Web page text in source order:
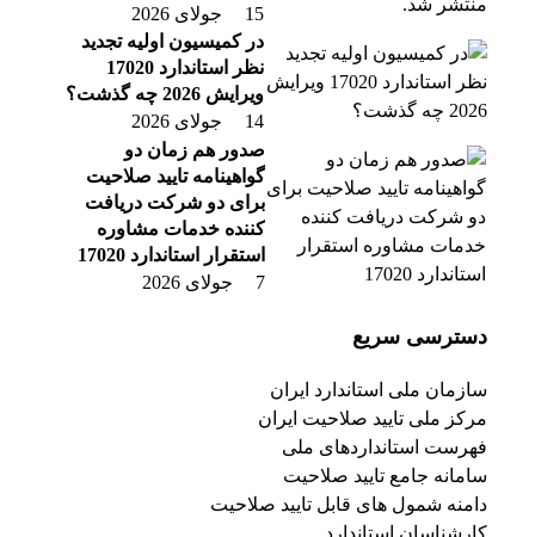
15 جولای 2026
در کمیسیون اولیه تجدید
نظر استاندارد 17020
ویرایش 2026 چه گذشت؟
14 جولای 2026
صدور هم زمان دو
گواهینامه تایید صلاحیت
برای دو شرکت دریافت
کننده خدمات مشاوره
استقرار استاندارد 17020
7 جولای 2026
دسترسی سریع
سازمان ملی استاندارد ایران
مرکز ملی تایید صلاحیت ایران
فهرست استانداردهای ملی
سامانه جامع تایید صلاحیت
دامنه شمول های قابل تایید صلاحیت
کارشناسان استاندارد